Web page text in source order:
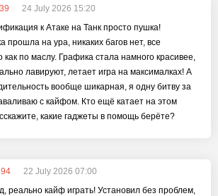
24 July 2026 15:20
к Атаке на Танк просто пушка!
прошла на ура, никаких багов нет, все
как по маслу. Графика стала намного красивее,
лавируют, летает игра на максималках! А
вообще шикарная, я одну битву за
с кайфом. Кто ещё катает на этом
какие гаджеты в помощь берёте?
22 July 2026 07:00
реально кайф играть! Установил без проблем,